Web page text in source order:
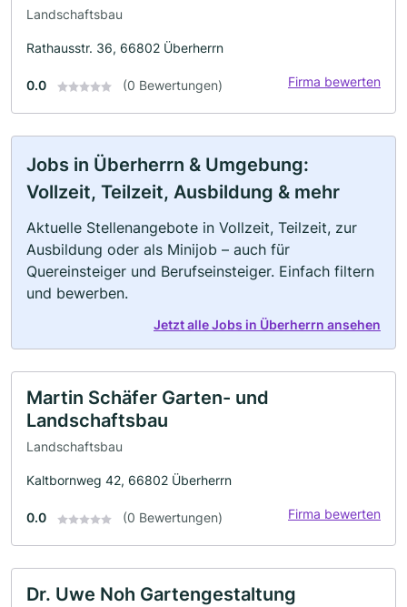
Landschaftsbau
Rathausstr. 36, 66802 Überherrn
0.0 (0 Bewertungen) Firma bewerten
Jobs in Überherrn & Umgebung:
Vollzeit, Teilzeit, Ausbildung & mehr
Aktuelle Stellenangebote in Vollzeit, Teilzeit, zur
Ausbildung oder als Minijob – auch für
Quereinsteiger und Berufseinsteiger. Einfach filtern
und bewerben.
Jetzt alle Jobs in Überherrn ansehen
Martin Schäfer Garten- und
Landschaftsbau
Landschaftsbau
Kaltbornweg 42, 66802 Überherrn
0.0 (0 Bewertungen) Firma bewerten
Dr. Uwe Noh Gartengestaltung